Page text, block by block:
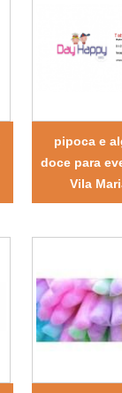
pipoca e
doce para
Vila